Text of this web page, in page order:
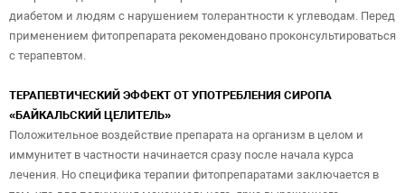
диабетом и людям с нарушением толерантности к углеводам. Перед
применением фитопрепарата рекомендовано проконсультироваться
с терапевтом.
ТЕРАПЕВТИЧЕСКИЙ ЭФФЕКТ ОТ УПОТРЕБЛЕНИЯ СИРОПА
«БАЙКАЛЬСКИЙ ЦЕЛИТЕЛЬ»
Положительное воздействие препарата на организм в целом и
иммунитет в частности начинается сразу после начала курса
лечения. Но специфика терапии фитопрепаратами заключается в